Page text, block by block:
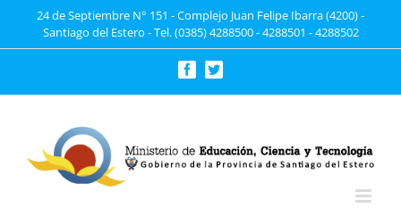
24 de Septiembre N° 151 - Complejo Juan Felipe Ibarra (4200) -
Santiago del Estero - Tel. (0385) 4288500 - 4288501 - 4288502
FacebookTwitter